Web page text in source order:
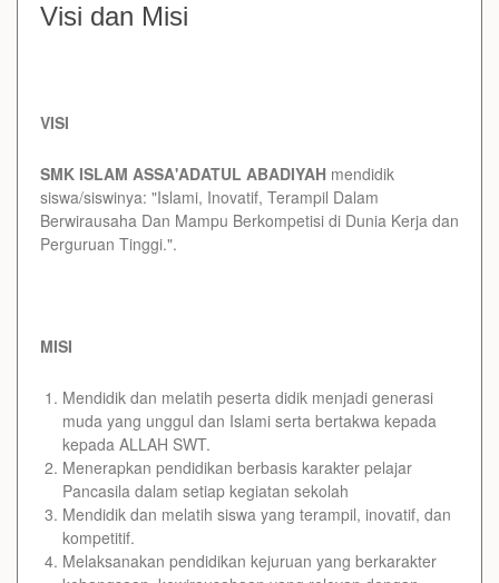
Visi dan Misi
VISI
SMK ISLAM ASSA'ADATUL ABADIYAH mendidik
siswa/siswinya: "Islami, Inovatif, Terampil Dalam
Berwirausaha Dan Mampu Berkompetisi di Dunia Kerja dan
Perguruan Tinggi.".
MISI
Mendidik dan melatih peserta didik menjadi generasi
muda yang unggul dan Islami serta bertakwa kepada
kepada ALLAH SWT.
Menerapkan pendidikan berbasis karakter pelajar
Pancasila dalam setiap kegiatan sekolah
Mendidik dan melatih siswa yang terampil, inovatif, dan
kompetitif.
Melaksanakan pendidikan kejuruan yang berkarakter